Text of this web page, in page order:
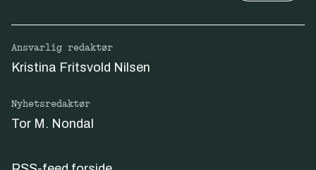
Ansvarlig redaktør
Kristina Fritsvold Nilsen
Nyhetsredaktør
Tor M. Nondal